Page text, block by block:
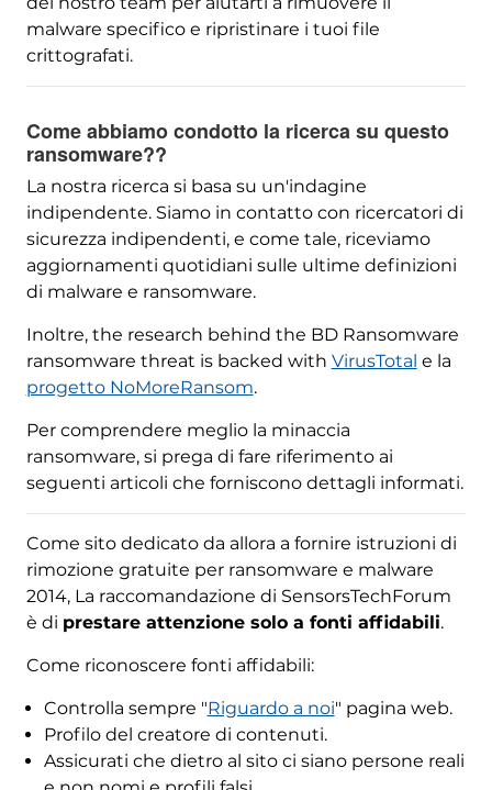
malware specifico e ripristinare i tuoi file
crittografati.
Come abbiamo condotto la ricerca su questo
ransomware??
La nostra ricerca si basa su un'indagine
indipendente. Siamo in contatto con ricercatori di
sicurezza indipendenti, e come tale, riceviamo
aggiornamenti quotidiani sulle ultime definizioni
di malware e ransomware.
Inoltre, the research behind the BD Ransomware
ransomware threat is backed with VirusTotal e la
progetto NoMoreRansom.
Per comprendere meglio la minaccia
ransomware, si prega di fare riferimento ai
seguenti articoli che forniscono dettagli informati.
Come sito dedicato da allora a fornire istruzioni di
rimozione gratuite per ransomware e malware
2014, La raccomandazione di SensorsTechForum
è di prestare attenzione solo a fonti affidabili.
Come riconoscere fonti affidabili:
Controlla sempre "Riguardo a noi" pagina web.
Profilo del creatore di contenuti.
Assicurati che dietro al sito ci siano persone reali